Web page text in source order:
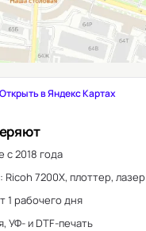
Открыть в Яндекс Картах
с 2018 года
7200X, плоттер, лазер
1 рабочего дня
УФ- и DTF-печать